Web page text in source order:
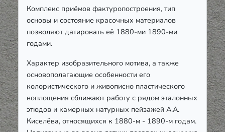
Комплекс приёмов фактуропостроения, тип
основы и состояние красочных материалов
позволяют датировать её 1880-ми 1890-ми
годами.
Характер изобразительного мотива, а также
основополагающие особенности его
колористического и живописно пластического
воплощения сближают работу с рядом эталонных
этюдов и камерных натурных пейзажей А.А.
Киселёва, относящихся к 1880-м - 1890-м годам.